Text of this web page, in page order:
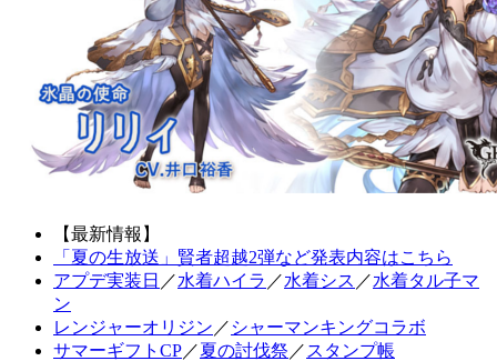
【最新情報】
「夏の生放送」賢者超越2弾など発表内容はこちら
アプデ実装日 ／水着ハイラ ／水着シス ／水着タル子マ
ン
レンジャーオリジン ／ シャーマンキングコラボ
サマーギフトCP／夏の討伐祭 ／ スタンプ帳